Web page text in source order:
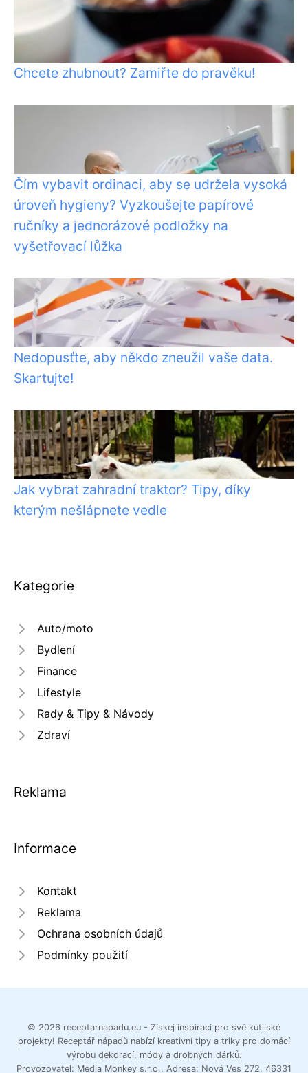
Chcete zhubnout? Zamiřte do pravěku!
Čím vybavit ordinaci, aby se udržela vysoká
úroveň hygieny? Vyzkoušejte papírové
ručníky a jednorázové podložky na
vyšetřovací lůžka
Nedopusťte, aby někdo zneužil vaše data.
Skartujte!
Jak vybrat zahradní traktor? Tipy, díky
kterým nešlápnete vedle
Kategorie
Auto/moto
Bydlení
Finance
Lifestyle
Rady & Tipy & Návody
Zdraví
Reklama
Informace
Kontakt
Reklama
Ochrana osobních údajů
Podmínky použití
© 2026 receptarnapadu.eu - Získej inspiraci pro své kutilské
projekty! Receptář nápadů nabízí kreativní tipy a triky pro domácí
výrobu dekorací, módy a drobných dárků.
Provozovatel: Media Monkey s.r.o., Adresa: Nová Ves 272, 46331